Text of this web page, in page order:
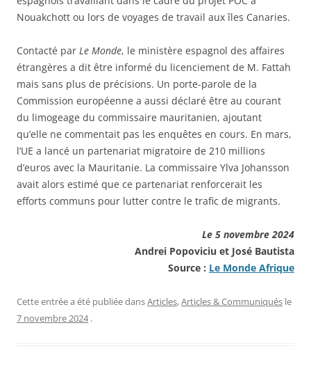
Nouakchott ou lors de voyages de travail aux îles Canaries.
Contacté par Le Monde, le ministère espagnol des affaires
étrangères a dit être informé du licenciement de M. Fattah
mais sans plus de précisions. Un porte-parole de la
Commission européenne a aussi déclaré être au courant
du limogeage du commissaire mauritanien, ajoutant
qu’elle ne commentait pas les enquêtes en cours. En mars,
l’UE a lancé un partenariat migratoire de 210 millions
d’euros avec la Mauritanie. La commissaire Ylva Johansson
avait alors estimé que ce partenariat renforcerait les
efforts communs pour lutter contre le trafic de migrants.
Le 5 novembre 2024
Andrei Popoviciu et José Bautista
Source : Le Monde Afrique
Cette entrée a été publiée dansArticles,Articles & Communiqués le
7 novembre 2024 .